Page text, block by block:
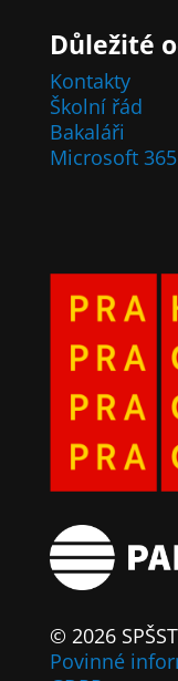
Důležité
Kontakty
Školní řád
Bakaláři
Microsoft 365
© 2026
Povinné